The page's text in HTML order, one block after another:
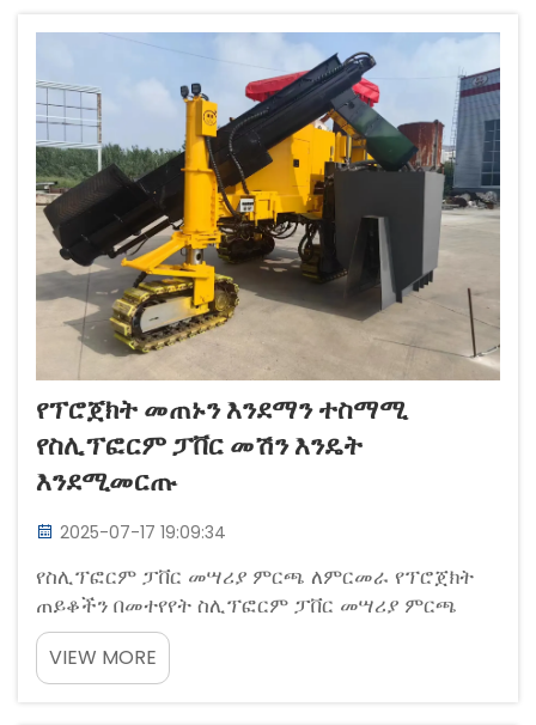
የፕሮጀክት መጠኑን እንደማን ተስማሚ
የስሊፕፎርም ፓቨር መሽን እንዴት
እንደሚመርጡ
2025-07-17 19:09:34
የስሊፕፎርም ፓቨር መሣሪያ ምርጫ ለምርመራ የፕሮጀክት
ጠይቆችን በመተየየት ስሊፕፎርም ፓቨር መሣሪያ ምርጫ
በፕሮጀክቱ በተሳካ manner መተየየት ይጀምራል።
የሚፈለገው የኮንክሪት መጠን ለመስራት የሚያስፈልገውን
የማምረት አቅም ይዟል- በጣም ቀላል የሆነ ማዞሪያ...
VIEW MORE